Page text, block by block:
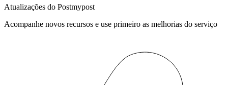
Atualizações do Postmypost
Acompanhe novos recursos e use primeiro as melhorias do serviço